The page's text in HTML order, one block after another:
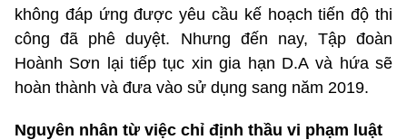
không đáp ứng được yêu cầu kế hoạch tiến độ thi
công đã phê duyệt. Nhưng đến nay, Tập đoàn
Hoành Sơn lại tiếp tục xin gia hạn D.A và hứa sẽ
hoàn thành và đưa vào sử dụng sang năm 2019.
Nguyên nhân từ việc chỉ định thầu vi phạm luật